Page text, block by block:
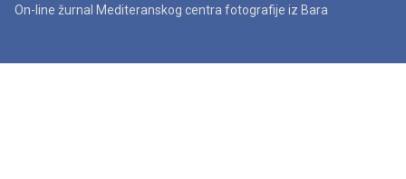
On-line žurnal Mediteranskog centra fotografije iz Bara